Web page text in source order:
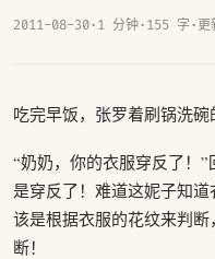
2011-08-30· 1 分钟· 155 字 ·
吃完早饭，张罗着刷锅洗碗
“奶奶，你的衣服穿反了！
是穿反了！难道这妮子知
该是根据衣服的花纹来判
断！